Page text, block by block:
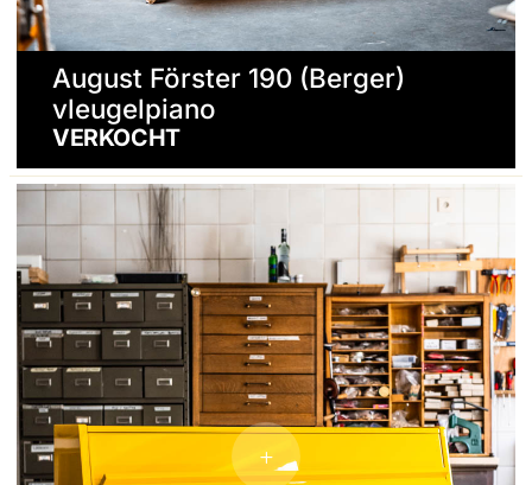
August Förster 190 (Berger)
vleugelpiano
VERKOCHT